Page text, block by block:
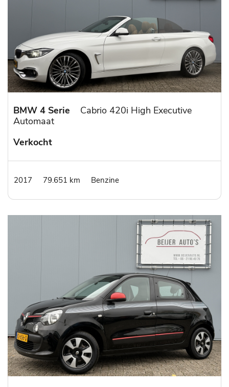
BMW 4 Serie
Cabrio 420i High Executive
Automaat
Verkocht
2017 79.651 km Benzine